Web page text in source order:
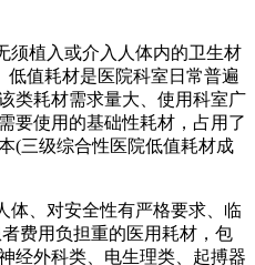
须植入或介入人体内的卫生材
低值耗材是医院科室日常普遍
类耗材需求量大、使用科室广
要使用的基础性耗材，占用了
(三级综合性医院低值耗材成
体、对安全性有严格要求、临
费用负担重的医用耗材，包
经外科类、电生理类、起搏器